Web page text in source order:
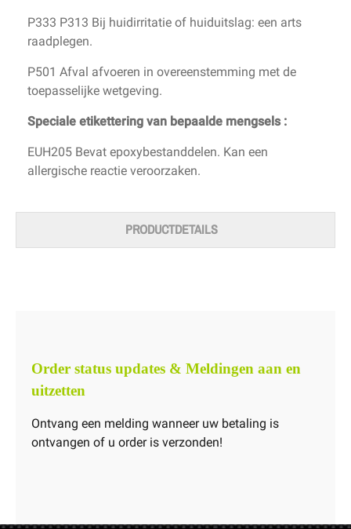
P333 P313 Bij huidirritatie of huiduitslag: een arts
raadplegen.
P501 Afval afvoeren in overeenstemming met de
toepasselijke wetgeving.
Speciale etikettering van bepaalde mengsels :
EUH205 Bevat epoxybestanddelen. Kan een
allergische reactie veroorzaken.
PRODUCTDETAILS
Order status updates & Meldingen aan en
uitzetten
Ontvang een melding wanneer uw betaling is
ontvangen of u order is verzonden!